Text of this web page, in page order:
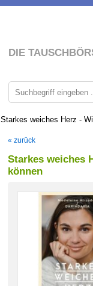
DIE
Starkes weiches Herz -
« zurück
Starkes weiches
können